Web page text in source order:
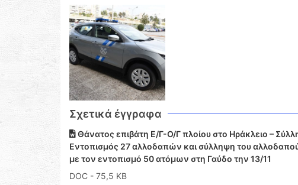
Σχετικά έγγραφα
Θάνατος επιβάτη Ε/Γ-Ο/Γ πλοίου στο Ηράκλειο –
Εντοπισμός 27 αλλοδαπών και σύλληψη του
με τον εντοπισμό 50 ατόμων στη Γαύδο την 13/11
DOC - 75,5 KB